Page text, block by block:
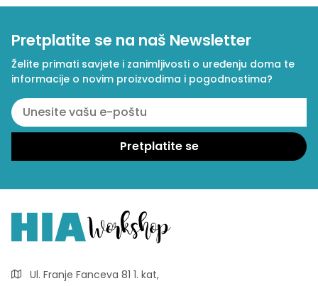
Pretplatite se na naš Newsletter
Želite primati savjete i zanimljivosti o uređenju doma te
informacije o novim proizvodima i pogodnostima?
Ul. Franje Fanceva 81 1. kat,